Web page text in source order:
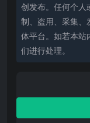
创发布。任何个人
制、盗用、采集、
体平台。如若本站
们进行处理。